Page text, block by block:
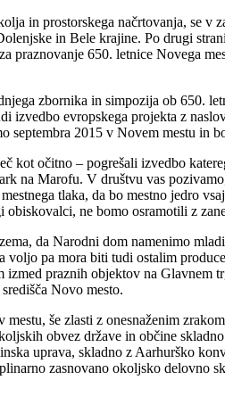
in prostorskega načrtovanja, se
in Bele krajine. Po drugi
650. letnice Novega
zbornika in simpozija ob 650.
izvedbo evropskega projekta z
2015 v Novem mestu in
očitno – pogrešali izvedbo
na Marofu. V društvu vas
tlaka, da bo mestno jedro
ne bomo osramotili z
da Narodni dom namenimo
pa mora biti tudi ostalim
praznih objektov na Glavnem
Novo mesto.
še zlasti z onesnaženim
obvez države in občine
uprava, skladno z Aarhurško
zasnovano okoljsko